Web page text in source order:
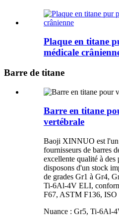
Plaque en titane
médicale
Barre de titane
Barre en titane
vertébrale
Baoji XINNUO est l'un
fournisseurs de barres
excellente qualité à
disposons d'un stock
de grades Gr1 à Gr4,
Ti-6Al-4V ELI,
F67, ASTM F136, ISO
Nuance : Gr5, Ti-6Al-